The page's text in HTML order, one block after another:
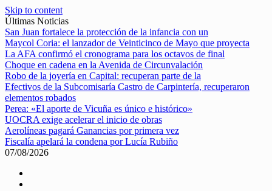
Skip to content
Últimas Noticias
San Juan fortalece la protección de la infancia con un
Maycol Coria: el lanzador de Veinticinco de Mayo que proyecta
La AFA confirmó el cronograma para los octavos de final
Choque en cadena en la Avenida de Circunvalación
Robo de la joyería en Capital: recuperan parte de la
Efectivos de la Subcomisaría Castro de Carpintería, recuperaron
elementos robados
Perea: «El aporte de Vicuña es único e histórico»
UOCRA exige acelerar el inicio de obras
Aerolíneas pagará Ganancias por primera vez
Fiscalía apelará la condena por Lucía Rubiño
07/08/2026